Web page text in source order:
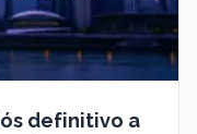
definitivo a